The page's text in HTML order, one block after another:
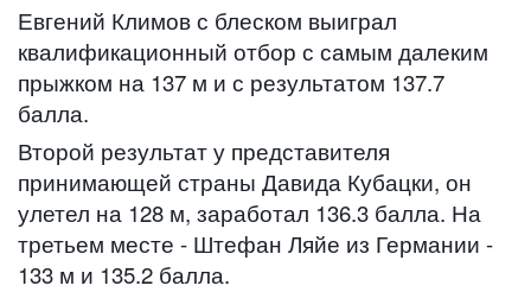
Евгений Климов с блеском выиграл
квалификационный отбор с самым далеким
прыжком на 137 м и с результатом 137.7
балла.
Второй результат у представителя
принимающей страны Давида Кубацки, он
улетел на 128 м, заработал 136.3 балла. На
третьем месте - Штефан Ляйе из Германии -
133 м и 135.2 балла.